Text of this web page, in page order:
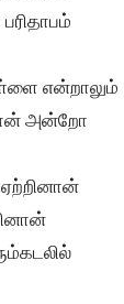
என்றாலும்
அன்றோ